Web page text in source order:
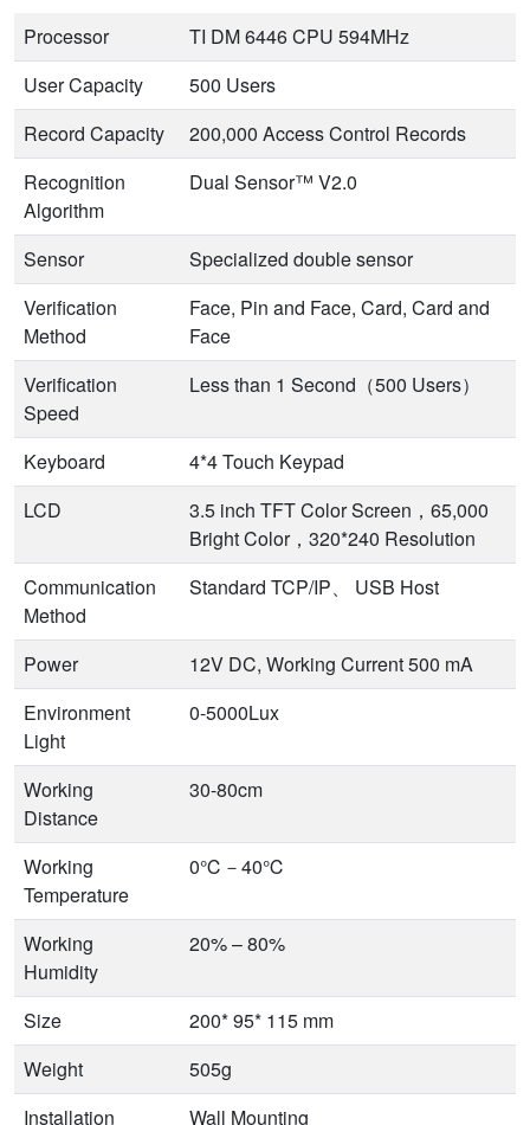
Processor
TI DM 6446 CPU 594MHz
User Capacity
500 Users
Record Capacity
200,000 Access Control Records
Recognition
Algorithm
Dual Sensor™ V2.0
Sensor
Specialized double sensor
Verification
Method
Face, Pin and Face, Card, Card and
Face
Verification
Speed
Less than 1 Second（500 Users）
Keyboard
4*4 Touch Keypad
LCD
3.5 inch TFT Color Screen，65,000
Bright Color，320*240 Resolution
Communication
Method
Standard TCP/IP、 USB Host
Power
12V DC, Working Current 500 mA
Environment
Light
0-5000Lux
Working
Distance
30-80cm
Working
Temperature
0℃－40℃
Working
Humidity
20% – 80%
Size
200* 95* 115 mm
Weight
505g
Installation
Wall Mounting